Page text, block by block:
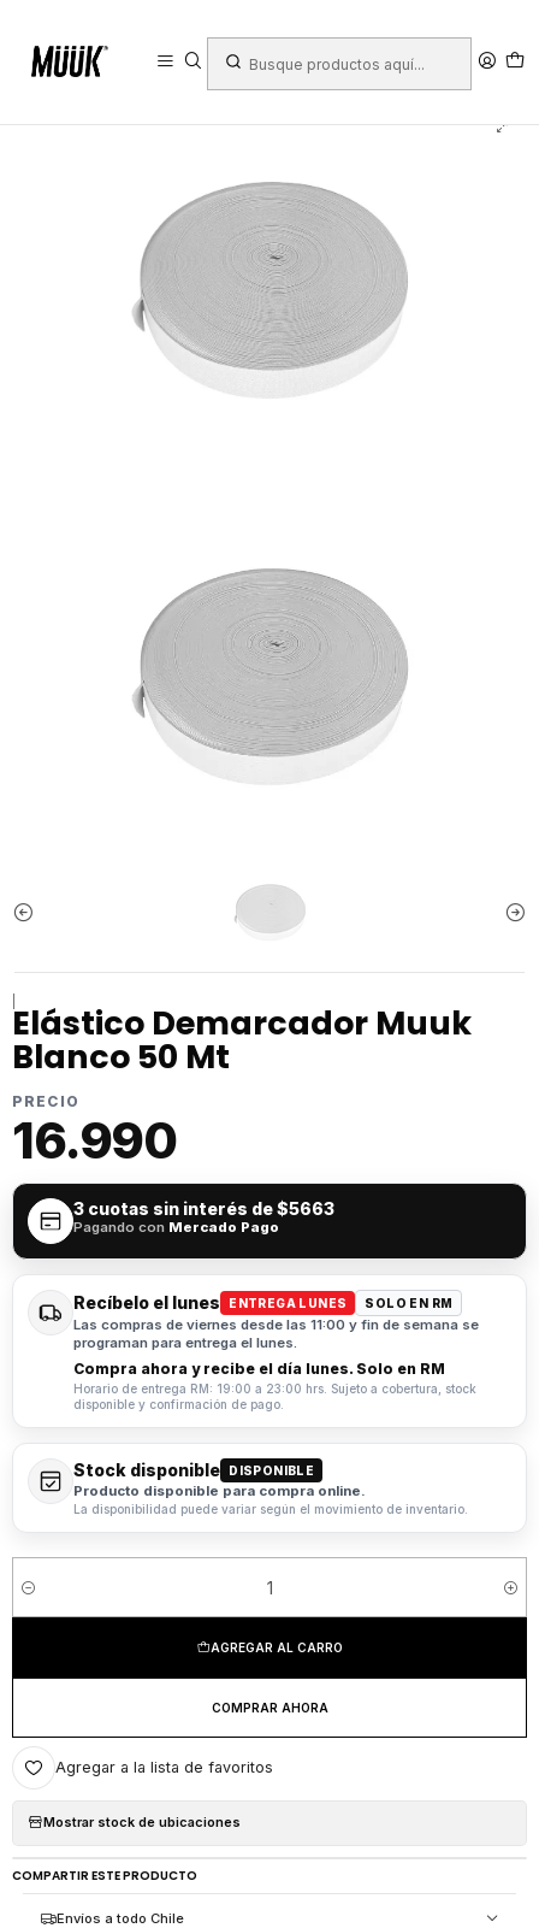
Elástico Demarcador Muuk
Blanco 50 Mt
PRECIO
16.990
3 cuotas sin interés de$5663
Pagando con Mercado Pago
Recíbelo el lunes ENTREGA LUNES SOLO EN RM
Las compras de viernes desde las 11:00 y fin de semana se
programan para entrega el lunes.
Compra ahora y recibe el día lunes. Solo en RM
Horario de entrega RM: 19:00 a 23:00 hrs. Sujeto a cobertura, stock
disponible y confirmación de pago.
Stock disponible DISPONIBLE
Producto disponible para compra online.
La disponibilidad puede variar según el movimiento de inventario.
Cantidad
AGREGAR AL CARRO
COMPRAR AHORA
Agregar a la lista de favoritos
Mostrar stock de ubicaciones
COMPARTIR ESTE PRODUCTO
Envíos a todo Chile